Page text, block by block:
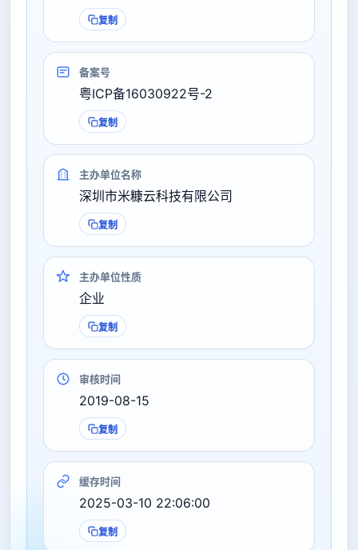
复制
备案号
粤ICP备16030922号-2
复制
主办单位名称
深圳市米糠云科技有限公司
复制
主办单位性质
企业
复制
审核时间
2019-08-15
复制
缓存时间
2025-03-10 22:06:00
复制